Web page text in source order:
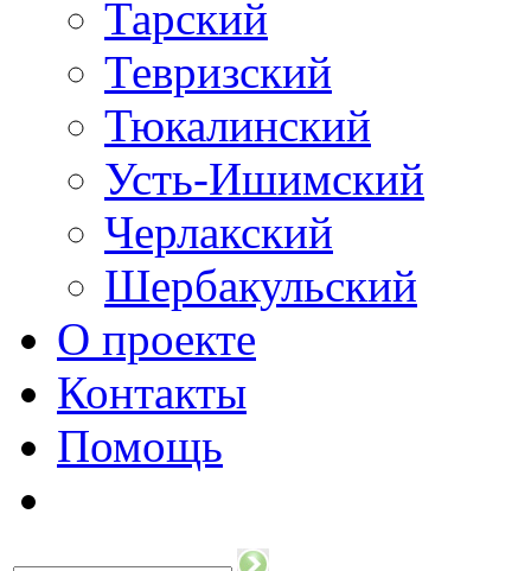
Тарский
Тевризский
Тюкалинский
Усть-Ишимский
Черлакский
Шербакульский
О проекте
Контакты
Помощь